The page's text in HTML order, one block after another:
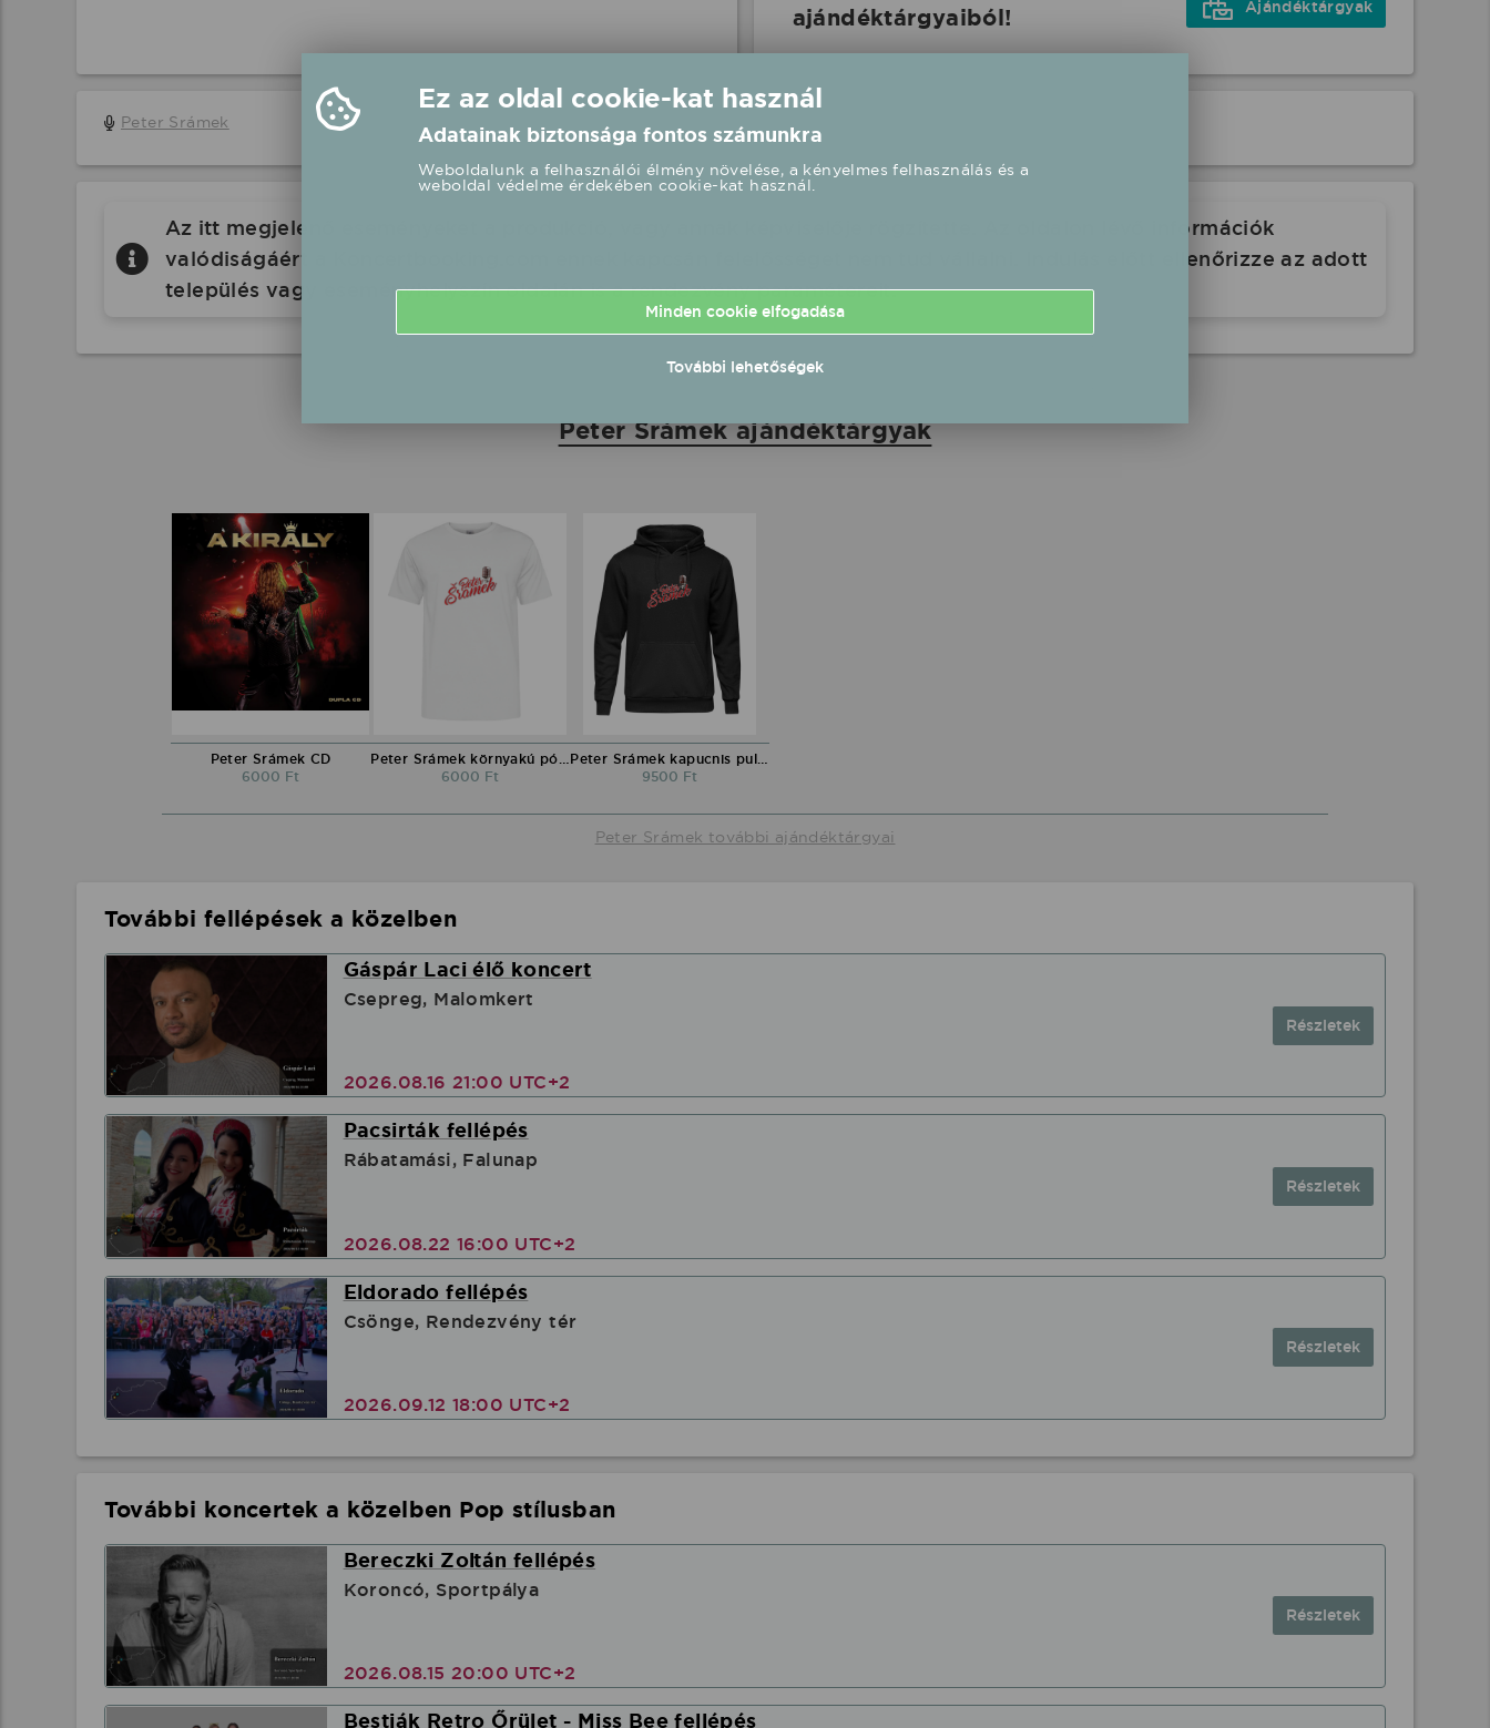
ajándéktárgyaiból!
Ajándéktárgyak
Peter Srámek
Az itt megjelenő eseményeket a produkció, vagy annak képviselője rögzítette. Az oldalon lévő információk
valódiságáért a Koncertbooking.com ennek kapcsán felelősséget nem tud vállalni. Indulás előtt ellenőrizze az adott
település vagy eseményhelyszín oldalán is a rendezvény paramétereit.
Peter Srámek ajándéktárgyak
Peter Srámek CD
6000 Ft
Peter Srámek környakú póló
6000 Ft
Peter Srámek kapucnis pulóver
9500 Ft
Peter Srámek további ajándéktárgyai
További fellépések a közelben
Gáspár Laci élő koncert
Csepreg, Malomkert
2026.08.16 21:00 UTC+2
Részletek
Pacsirták fellépés
Rábatamási, Falunap
2026.08.22 16:00 UTC+2
Részletek
Eldorado fellépés
Csönge, Rendezvény tér
2026.09.12 18:00 UTC+2
Részletek
További koncertek a közelben Pop stílusban
Bereczki Zoltán fellépés
Koroncó, Sportpálya
2026.08.15 20:00 UTC+2
Részletek
Bestiák Retro Őrület - Miss Bee fellépés
Ez az oldal cookie-kat használ
Adatainak biztonsága fontos számunkra
Weboldalunk a felhasználói élmény növelése, a kényelmes felhasználás és a
weboldal védelme érdekében cookie-kat használ.
Minden cookie elfogadása
További lehetőségek